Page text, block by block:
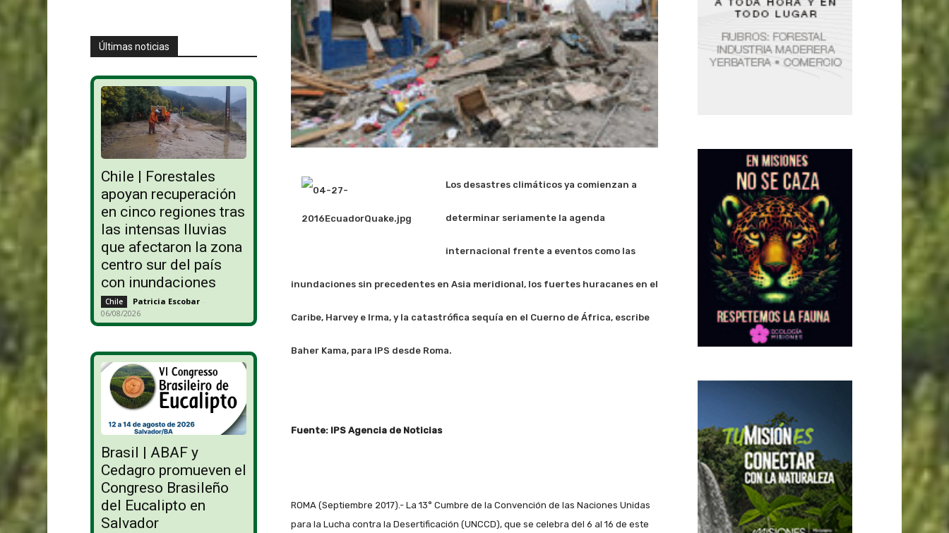
Últimas noticias
Chile | Forestales
apoyan recuperación
en cinco regiones tras
las intensas lluvias
que afectaron la zona
centro sur del país
con inundaciones
Chile Patricia Escobar -
06/08/2026
Brasil | ABAF y
Cedagro promueven el
Congreso Brasileño
del Eucalipto en
Salvador
Los desastres climáticos ya comienzan a
determinar seriamente la agenda
internacional frente a eventos como las
inundaciones sin precedentes en Asia meridional, los fuertes huracanes en el
Caribe, Harvey e Irma, y la catastrófica sequía en el Cuerno de África, escribe
Baher Kama, para IPS desde Roma.
Fuente: IPS Agencia de Noticias
ROMA (Septiembre 2017).- La 13° Cumbre de la Convención de las Naciones Unidas
para la Lucha contra la Desertificación (UNCCD), que se celebra del 6 al 16 de este